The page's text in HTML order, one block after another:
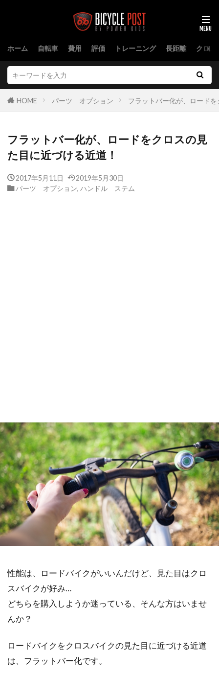
ホーム 自転車 費用 評価 トレーニング 長距離 クロス
HOME パーツ オプション フラットバー化が、ロード
フラットバー化が、ロードをクロスの見
た目に近づける近道！
2017年5月11日
2019年5月30日
パーツ オプション, ハンドル ステム
性能は、ロードバイクがいいんだけど、見た目はクロ
スバイクが好み…
どちらを購入しようか迷っている、そんな方はいませ
んか？
ロードバイクをクロスバイクの見た目に近づける近道
は、フラットバー化です。